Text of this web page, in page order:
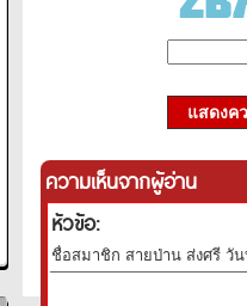
แสดงค
ความเห็นจากผู้อ่าน
หัวข้อ:
ชื่อสมาชิก สายป่าน ส่งศรี วัน